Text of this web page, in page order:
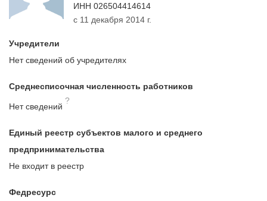
ИНН 026504414614
с 11 декабря 2014 г.
Учредители
Нет сведений об учредителях
Среднесписочная численность работников
Нет сведений
?
Единый реестр субъектов малого и среднего
предпринимательства
Не входит в реестр
Федресурс